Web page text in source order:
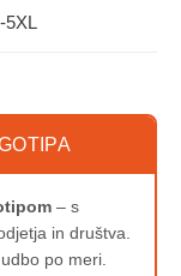
5XL
– s
in društva.
po meri.